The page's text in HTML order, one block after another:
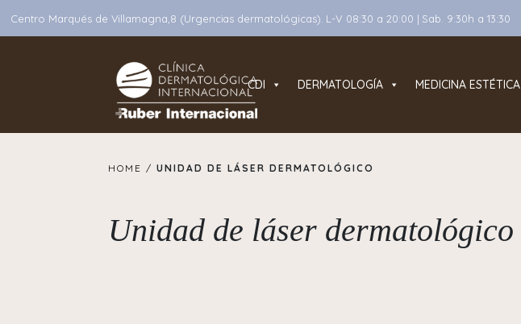
Centro Marqués de Villamagna,8 (Urgencias dermatológicas). L-V 08:30 a 20:00 | Sab. 9:30h a 13:30
CDI DERMATOLOGÍA MEDICINA ESTÉTICA
HOME /UNIDAD DE LÁSER DERMATOLÓGICO
Unidad de láser dermatológico